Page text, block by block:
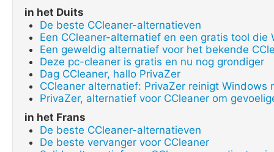
in het Duits
De beste CCleaner-alternatieven
Een CCleaner-alternatief en een gratis tool
Een geweldig alternatief voor het bekende
Deze pc-cleaner is gratis en nu nog grondiger
Dag CCleaner, hallo PrivaZer
CCleaner alternatief: PrivaZer reinigt Windows
PrivaZer, alternatief voor CCleaner om
in het Frans
De beste CCleaner-alternatieven
De beste vervanger voor CCleaner